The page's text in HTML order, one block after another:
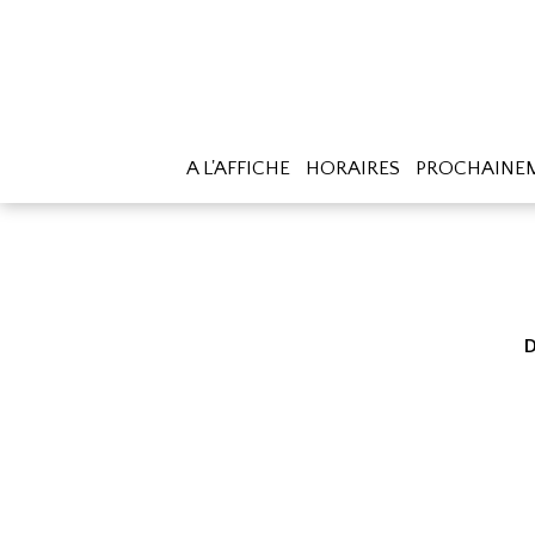
A L'AFFICHE HORAIRES